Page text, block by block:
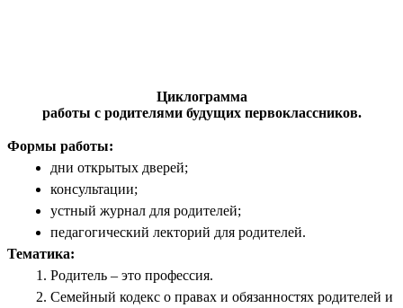
Циклограмма
работы с родителями будущих первоклассников.
Формы работы:
дни открытых дверей;
консультации;
устный журнал для родителей;
педагогический лекторий для родителей.
Тематика:
Родитель – это профессия.
Семейный кодекс о правах и обязанностях родителей и